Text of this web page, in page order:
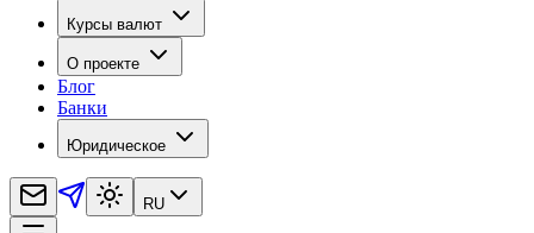
Курсы валют
О проекте
Блог
Банки
Юридическое
RU